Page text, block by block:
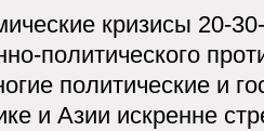
кризисы 20-30-
политического
политические и
и Азии искренне